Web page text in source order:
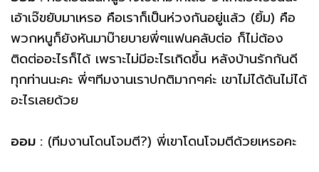
เอ้าเจ๊ขยับมาเหรอ คือเราก็เป็นห่วงกันอยู่แล้ว (ยิ้ม) คือ
พวกหนูก็ยังหันมาบ๊ายบายพี่ๆแฟนคลับต่อ ก็ไม่ต้อง
ติดต่ออะไรก็ได้ เพราะไม่มีอะไรเกิดขึ้น หลังบ้านรักกันดี
ทุกท่านนะคะ พี่ๆทีมงานเราปกติมากๆค่ะ เขาไม่ได้ดันไม่ได้
อะไรเลยด้วย
ออม : (ทีมงานโดนโจมตี?) พี่เขาโดนโจมตีด้วยเหรอคะ